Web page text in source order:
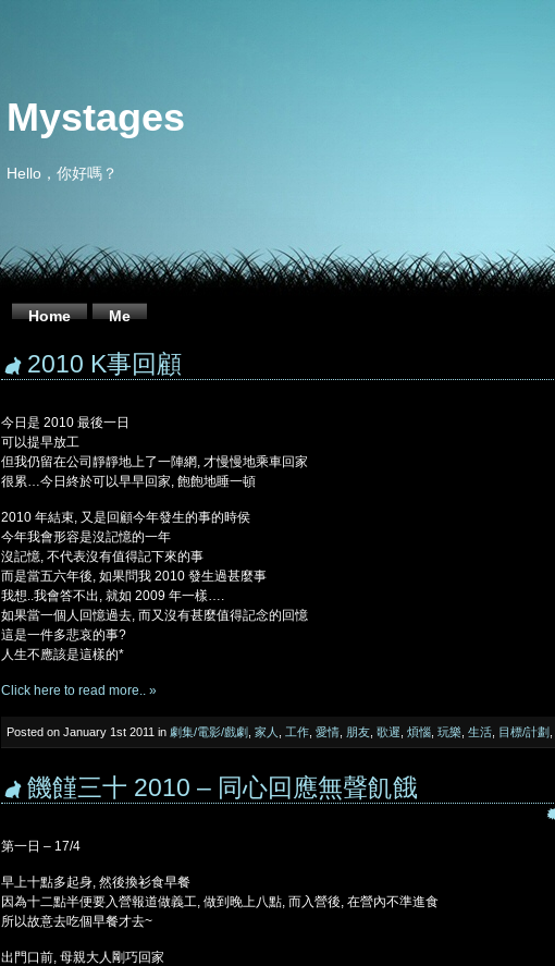
Mystages
Hello，你好嗎？
Home Me
2010 K事回顧
今日是 2010 最後一日
可以提早放工
但我仍留在公司靜靜地上了一陣網, 才慢慢地乘車回家
很累…今日終於可以早早回家, 飽飽地睡一頓
2010 年結束, 又是回顧今年發生的事的時侯
今年我會形容是沒記憶的一年
沒記憶, 不代表沒有值得記下來的事
而是當五六年後, 如果問我 2010 發生過甚麼事
我想..我會答不出, 就如 2009 年一樣….
如果當一個人回憶過去, 而又沒有甚麼值得記念的回憶
這是一件多悲哀的事?
人生不應該是這樣的*
Click here to read more.. »
Posted on January 1st 2011 in 劇集/電影/戲劇 家人 工作 愛情 朋友 歌遲 煩惱 玩樂 生活 目標/計劃
饑饉三十 2010 – 同心回應無聲飢餓
第一日 – 17/4
早上十點多起身, 然後換衫食早餐
因為十二點半便要入營報道做義工, 做到晚上八點, 而入營後, 在營內不準進食
所以故意去吃個早餐才去~
出門口前, 母親大人剛巧回家